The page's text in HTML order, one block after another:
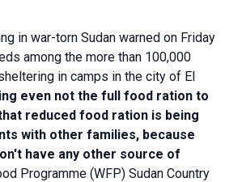
in war-torn Sudan warned on Friday
among the more than 100,000
in camps in the city of El
even not the full food ration to
reduced food ration is being
with other families, because
have any other source of
Programme (WFP) Sudan Country